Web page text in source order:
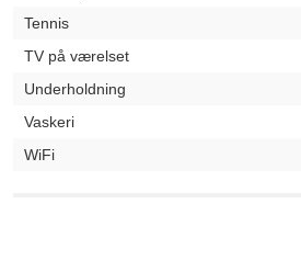
Tennis
TV på værelset
Underholdning
Vaskeri
WiFi